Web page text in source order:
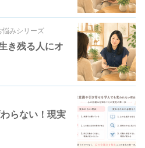
悩みシリーズ
き残る人にオ
らない！現実